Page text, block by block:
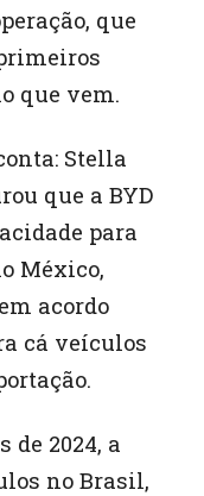
que
que vem.
Stella
que a BYD
para
México,
acordo
cá veículos
de 2024, a
no Brasil,